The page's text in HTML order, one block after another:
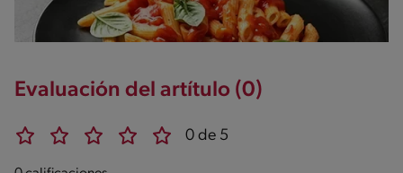
Evaluación del artítulo (0)
0 de 5